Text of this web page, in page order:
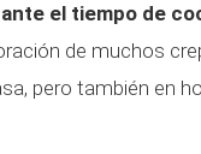
el tiempo de
de muchos
pero también en